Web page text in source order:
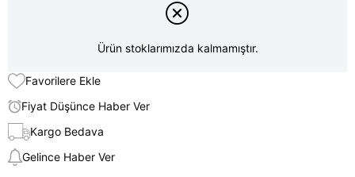
Ürün stoklarımızda kalmamıştır.
Favorilere Ekle
Fiyat Düşünce Haber Ver
Kargo Bedava
Gelince Haber Ver